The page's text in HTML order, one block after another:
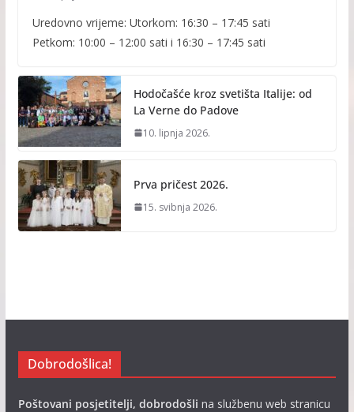
Uredovno vrijeme: Utorkom: 16:30 – 17:45 sati
Petkom: 10:00 – 12:00 sati i 16:30 – 17:45 sati
Hodočašće kroz svetišta Italije: od
La Verne do Padove
10. lipnja 2026.
Prva pričest 2026.
15. svibnja 2026.
Dobrodošlica!
Poštovani posjetitelji, dobrodošli na službenu web stranicu